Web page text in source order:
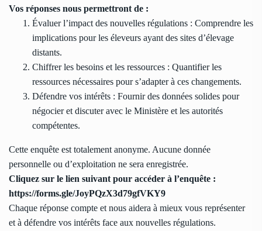
Vos réponses nous permettront de :
Évaluer l’impact des nouvelles régulations : Comprendre les
implications pour les éleveurs ayant des sites d’élevage
distants.
Chiffrer les besoins et les ressources : Quantifier les
ressources nécessaires pour s’adapter à ces changements.
Défendre vos intérêts : Fournir des données solides pour
négocier et discuter avec le Ministère et les autorités
compétentes.
Cette enquête est totalement anonyme. Aucune donnée
personnelle ou d’exploitation ne sera enregistrée.
Cliquez sur le lien suivant pour accéder à l’enquête :
https://forms.gle/JoyPQzX3d79gfVKY9
Chaque réponse compte et nous aidera à mieux vous représenter
et à défendre vos intérêts face aux nouvelles régulations.